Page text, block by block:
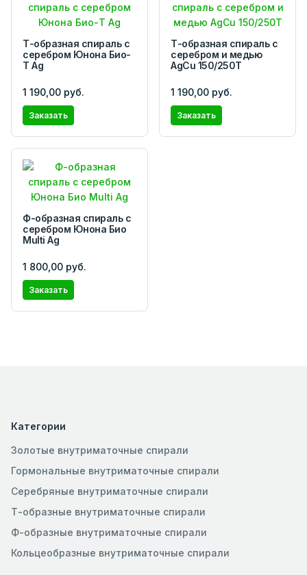
Т-образная спираль с
серебром Юнона Био-
Т Ag
1 190,00 руб.
Заказать
Т-образная спираль с
серебром и медью
AgCu 150/250Т
1 190,00 руб.
Заказать
Ф-образная спираль с
серебром Юнона Био
Multi Ag
1 800,00 руб.
Заказать
Категории
Золотые внутриматочные спирали
Гормональные внутриматочные спирали
Серебряные внутриматочные спирали
Т-образные внутриматочные спирали
Ф-образные внутриматочные спирали
Кольцеобразные внутриматочные спирали